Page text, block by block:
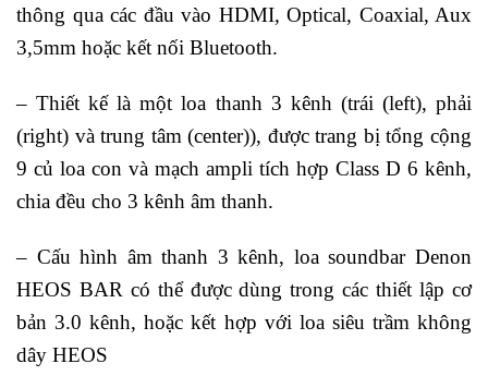
thông qua các đầu vào HDMI, Optical, Coaxial, Aux
3,5mm hoặc kết nối Bluetooth.
– Thiết kế là một loa thanh 3 kênh (trái (left), phải
(right) và trung tâm (center)), được trang bị tổng cộng
9 củ loa con và mạch ampli tích hợp Class D 6 kênh,
chia đều cho 3 kênh âm thanh.
– Cấu hình âm thanh 3 kênh, loa soundbar Denon
HEOS BAR có thể được dùng trong các thiết lập cơ
bản 3.0 kênh, hoặc kết hợp với loa siêu trầm không
dây HEOS